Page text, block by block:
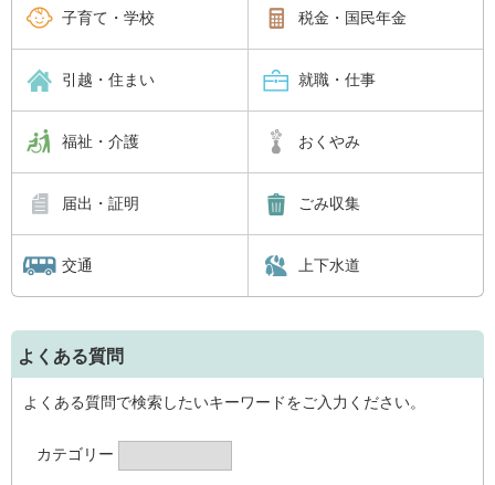
子育て・学校 税金・国民年金
引越・住まい 就職・仕事
福祉・介護 おくやみ
届出・証明 ごみ収集
交通 上下水道
よくある質問
よくある質問で検索したいキーワードをご入力ください。
カテゴリー